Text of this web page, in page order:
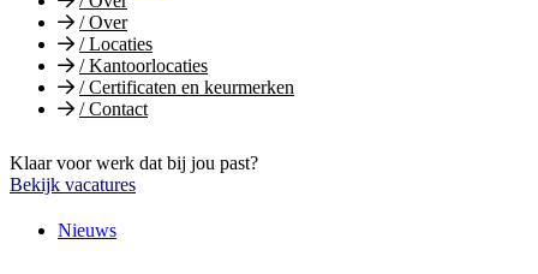
/Over
/Locaties
/Kantoorlocaties
/Certificaten en keurmerken
/Contact
Klaar voor werk dat bij jou past?
Bekijk vacatures
Nieuws